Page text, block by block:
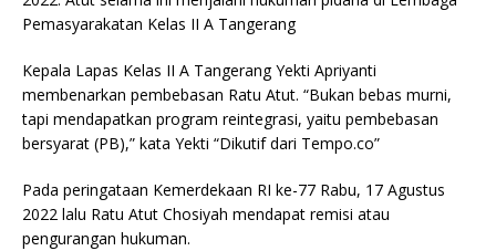
Pemasyarakatan Kelas II A Tangerang
Kepala Lapas Kelas II A Tangerang Yekti Apriyanti
membenarkan pembebasan Ratu Atut. “Bukan bebas murni,
tapi mendapatkan program reintegrasi, yaitu pembebasan
bersyarat (PB),” kata Yekti “Dikutif dari Tempo.co”
Pada peringataan Kemerdekaan RI ke-77 Rabu, 17 Agustus
2022 lalu Ratu Atut Chosiyah mendapat remisi atau
pengurangan hukuman.